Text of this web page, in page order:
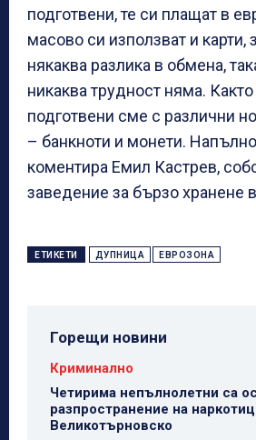
подготвени, те си плащат в
масово си използват и карти,
някаква разлика в обмена,
никаква трудност няма.
подготвени сме с различни
– банкноти и монети.
коментира Емил Кастрев,
заведение за бързо хранене
ЕТИКЕТИ ДУПНИЦА ЕВРОЗОНА
Горещи новини
Криминално
Четирима непълнолетни са
разпространение на
Великотърновско